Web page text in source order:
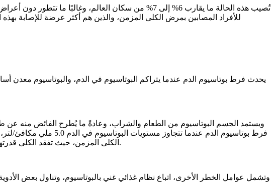
تُصيب هذه الحالة ما يقارب 6% إلى 7% من سكان
للأفراد المصابين بمرض الكلى المزمن، والذين هم أكثر عرضة للإصابة
يحدث فرط بوتاسيوم الدم عندما يتراكم البوتاسيوم في الدم، والبوتاسيوم
ويستمد الجسم البوتاسيوم من الطعام والشراب، وعادةً ما يُطرح الفائض منه
الكلى المزمن، حيث تفقد الكلى قدرتها على تصفية الفضلات، ويُصاب به حوالي 12% إلى 18% من مرضى الكلى المزمن، و73% من المرضى في المراحل المتقدمة.
وتشمل عوامل الخطر الأخرى، اتباع نظام غذائي غني بالبوتاسيوم، وتناول بعض